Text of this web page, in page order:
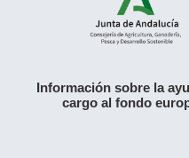
Información sobre la
cargo al fondo